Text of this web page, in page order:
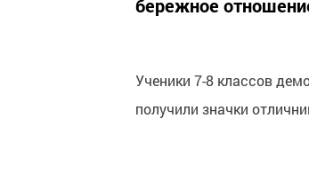
бережное
Ученики 7-8 классов
получили значки